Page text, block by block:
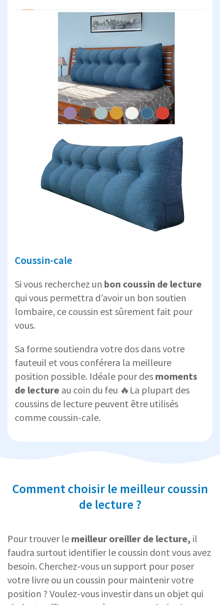
Coussin-cale
Si vous recherchez un bon coussin de lecture
qui vous permettra d’avoir un bon soutien
lombaire, ce coussin est sûrement fait pour
vous.
Sa forme soutiendra votre dos dans votre
fauteuil et vous conférera la meilleure
position possible. Idéale pour des moments
de lecture au coin du feu 🔥La plupart des
coussins de lecture peuvent être utilisés
comme coussin-cale.
Comment choisir le meilleur coussin
de lecture ?
Pour trouver le meilleur oreiller de lecture, il
faudra surtout identifier le coussin dont vous avez
besoin. Cherchez-vous un support pour poser
votre livre ou un coussin pour maintenir votre
position ? Voulez-vous investir dans un objet qui